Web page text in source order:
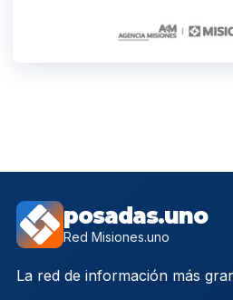
posadas.uno
Red Misiones.uno
La red de información más